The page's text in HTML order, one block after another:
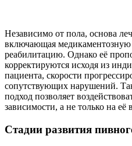
Независимо от пола, основа
включающая
реабилитацию. Однако её
корректируются исходя из
пациента, скорости
сопутствующих нарушений.
подход позволяет
зависимости, а не только на
Стадии развития